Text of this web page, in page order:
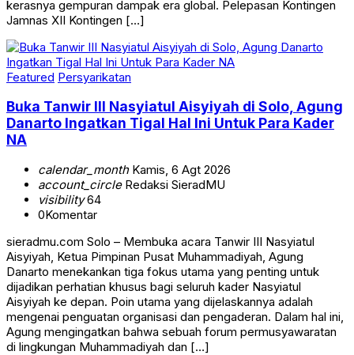
kerasnya gempuran dampak era global. Pelepasan Kontingen
Jamnas XII Kontingen […]
Featured Persyarikatan
Buka Tanwir III Nasyiatul Aisyiyah di Solo, Agung
Danarto Ingatkan Tigal Hal Ini Untuk Para Kader
NA
calendar_monthKamis, 6 Agt 2026
account_circleRedaksi SieradMU
visibility64
0Komentar
sieradmu.com Solo – Membuka acara Tanwir III Nasyiatul
Aisyiyah, Ketua Pimpinan Pusat Muhammadiyah, Agung
Danarto menekankan tiga fokus utama yang penting untuk
dijadikan perhatian khusus bagi seluruh kader Nasyiatul
Aisyiyah ke depan. Poin utama yang dijelaskannya adalah
mengenai penguatan organisasi dan pengaderan. Dalam hal ini,
Agung mengingatkan bahwa sebuah forum permusyawaratan
di lingkungan Muhammadiyah dan […]